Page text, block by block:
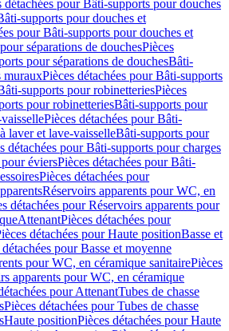
détachées pour Bâti-supports pour douches
supports pour douches et
pour Bâti-supports pour douches et
séparations de douchesPièces
pour séparations de douchesBâti-
murauxPièces détachées pour Bâti-supports
supports pour robinetteriesPièces
pour robinetteriesBâti-supports pour
Pièces détachées pour Bâti-
laver et lave-vaisselleBâti-supports pour
détachées pour Bâti-supports pour charges
éviersPièces détachées pour Bâti-
Pièces détachées pour
Réservoirs apparents pour WC, en
détachées pour Réservoirs apparents pour
AttenantPièces détachées pour
détachées pour Haute positionBasse et
détachées pour Basse et moyenne
pour WC, en céramique sanitairePièces
apparents pour WC, en céramique
pour AttenantTubes de chasse
Pièces détachées pour Tubes de chasse
Haute positionPièces détachées pour Haute